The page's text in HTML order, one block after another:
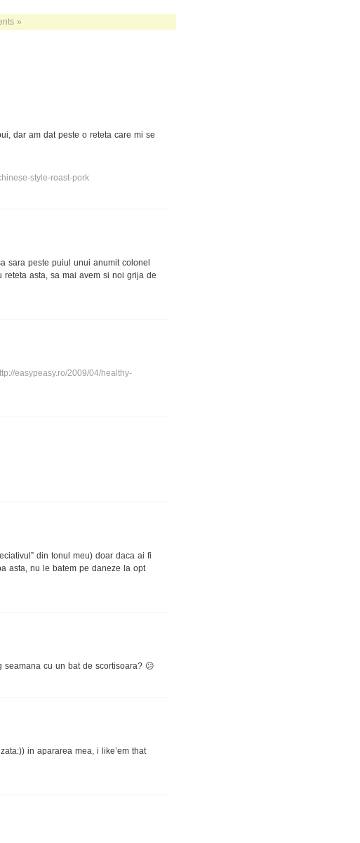
»
dar am dat peste o reteta care mi se
style-roast-pork
sara peste puiul unui anumit colonel
asta, sa mai avem si noi grija de
easypeasy.ro/2009/04/healthy-
din tonul meu) doar daca ai fi
asta, nu le batem pe daneze la opt
seamana cu un bat de scortisoara? 😕
in apararea mea, i like’em that